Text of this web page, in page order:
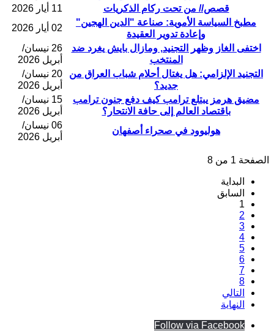
قصص// من تحت ركام الذكريات
11 أيار 2026
مطبخ السياسة الأموية: صناعة "الدين الهجين"
وإعادة تدوير العقيدة
02 أيار 2026
اختفى الغاز وظهر التجنيد, ومازال بايش يغرد ضد
المنتخب
26 نيسان/
أبريل 2026
التجنيد الإلزامي: هل يغتال أحلام شباب العراق من
جديد؟
20 نيسان/
أبريل 2026
مضيق هرمز يبتلع ترامب كيف دفع جنون ترامب
باقتصاد العالم إلى حافة الانتحار؟
15 نيسان/
أبريل 2026
هوليوود في صحراء أصفهان
06 نيسان/
أبريل 2026
الصفحة 1 من 8
البداية
السابق
1
2
3
4
5
6
7
8
التالي
النهاية
Follow via Facebook